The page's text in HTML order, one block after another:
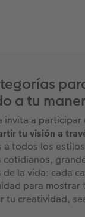
a tu
invita a participar
tu visión a
a todos los
cotidianos,
de la vida: cada
para mostrar
tu creatividad,